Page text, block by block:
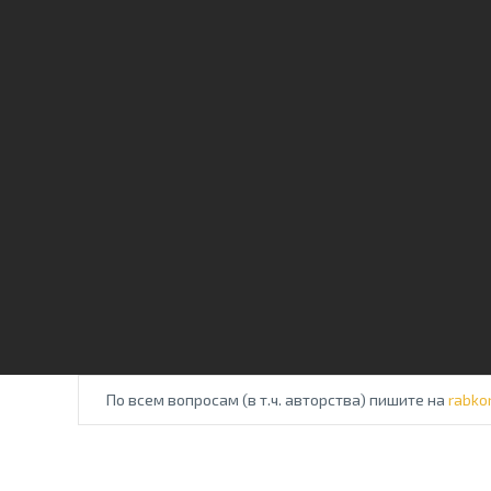
По всем вопросам (в т.ч. авторства) пишите на